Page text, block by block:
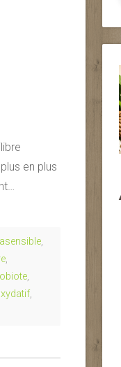
en plus
,
,
,
,